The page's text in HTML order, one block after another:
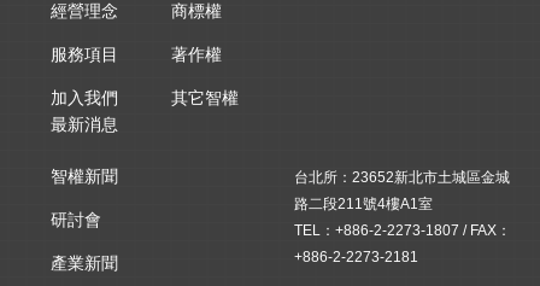
經營理念
服務項目
加入我們
商標權
著作權
其它智權
最新消息
智權新聞
研討會
產業新聞
台北所：23652新北市土城區金城
路二段211號4樓A1室
TEL：+886-2-2273-1807 / FAX：
+886-2-2273-2181